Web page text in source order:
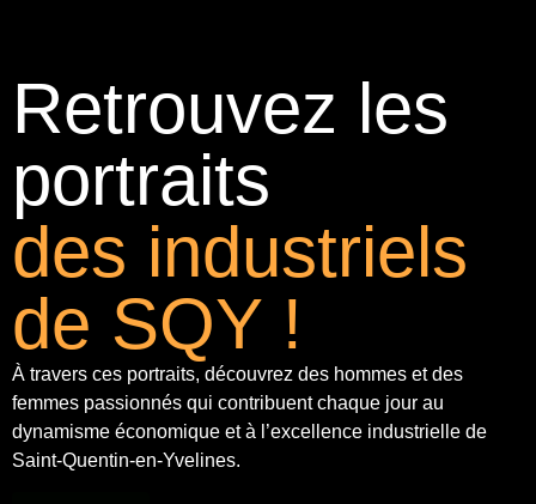
Retrouvez les
portraits
des industriels
de SQY !
À travers ces portraits, découvrez des hommes et des
femmes passionnés qui contribuent chaque jour au
dynamisme économique et à l’excellence industrielle de
Saint-Quentin-en-Yvelines.